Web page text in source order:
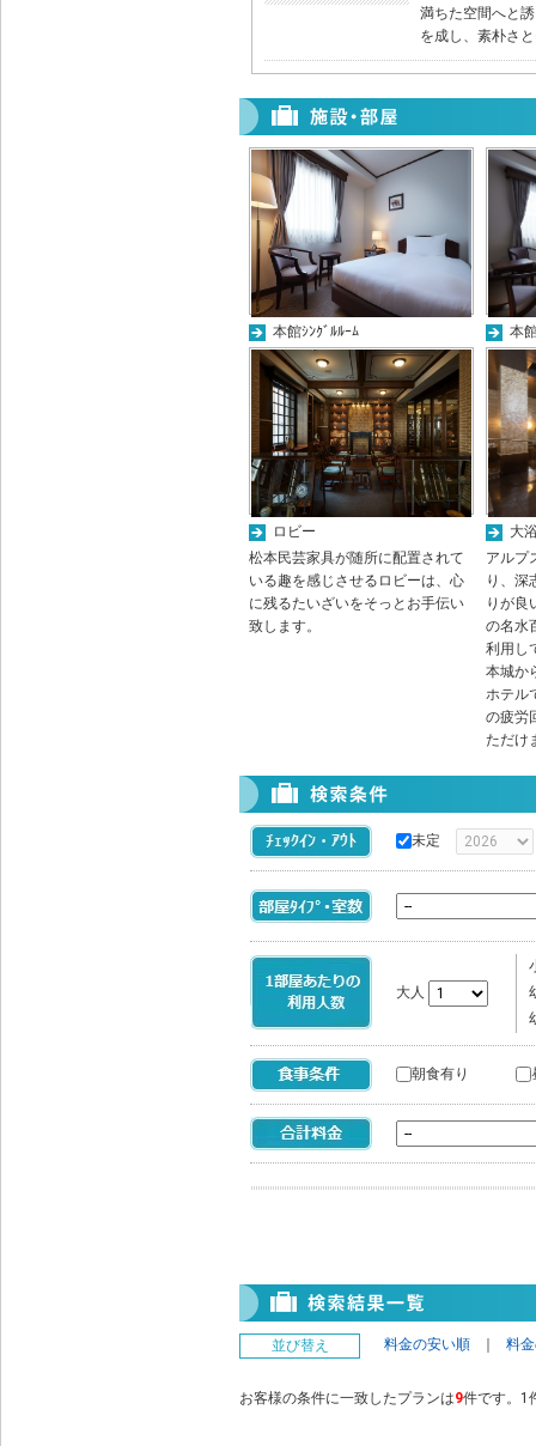
満ちた空間へと
を成し、素朴さ
本館ｼﾝｸﾞﾙﾙｰﾑ 本
ロビー
松本民芸家具が随所に配置されて
いる趣を感じさせるロビーは、心
に残るたいざいをそっとお手伝い
致します。
大
アルプ
り、深
りが良
の名水
利用し
本城か
ホテル
の疲労
ただけ
未定
大人
朝食有り
並び替え 料金の安い順 料
お客様の条件に一致したプランは9件です。1